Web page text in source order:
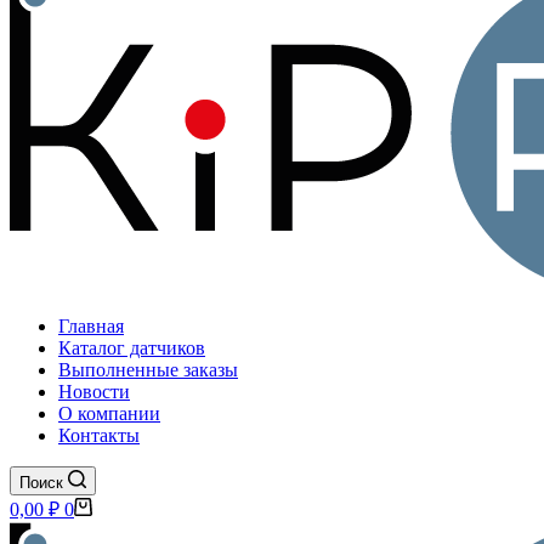
Главная
Каталог датчиков
Выполненные заказы
Новости
О компании
Контакты
Поиск
Корзина
0,00 ₽ 0